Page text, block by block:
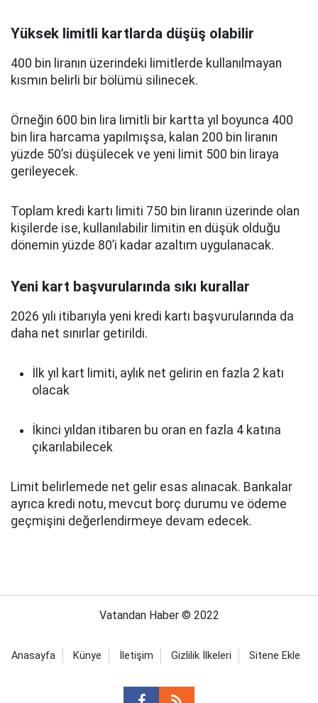
Yüksek limitli kartlarda düşüş olabilir
400 bin liranın üzerindeki limitlerde kullanılmayan
kısmın belirli bir bölümü silinecek.
Örneğin 600 bin lira limitli bir kartta yıl boyunca 400
bin lira harcama yapılmışsa, kalan 200 bin liranın
yüzde 50’si düşülecek ve yeni limit 500 bin liraya
gerileyecek.
Toplam kredi kartı limiti 750 bin liranın üzerinde olan
kişilerde ise, kullanılabilir limitin en düşük olduğu
dönemin yüzde 80’i kadar azaltım uygulanacak.
Yeni kart başvurularında sıkı kurallar
2026 yılı itibarıyla yeni kredi kartı başvurularında da
daha net sınırlar getirildi.
İlk yıl kart limiti, aylık net gelirin en fazla 2 katı
olacak
İkinci yıldan itibaren bu oran en fazla 4 katına
çıkarılabilecek
Limit belirlemede net gelir esas alınacak. Bankalar
ayrıca kredi notu, mevcut borç durumu ve ödeme
geçmişini değerlendirmeye devam edecek.
Vatandan Haber © 2022
Anasayfa Künye İletişim Gizlilik İlkeleri Sitene Ekle